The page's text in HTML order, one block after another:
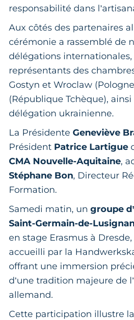
responsabilité dans
Aux côtés des partenaires
cérémonie a rassemblé de
délégations
représentants des
Gostyn et Wroclaw
(République Tchèque), ainsi
délégation ukrainienne.
La Présidente Geneviève
Président Patrice Lartigue
CMA Nouvelle-Aquitaine,
Stéphane Bon, Directeur
Formation.
Samedi matin, un groupe
Saint-Germain-de-
en stage Erasmus à
accueilli par la
offrant une immersion
d’une tradition majeure de
allemand.
Cette participation illustre